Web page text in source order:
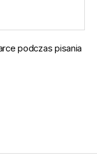
podczas pisania